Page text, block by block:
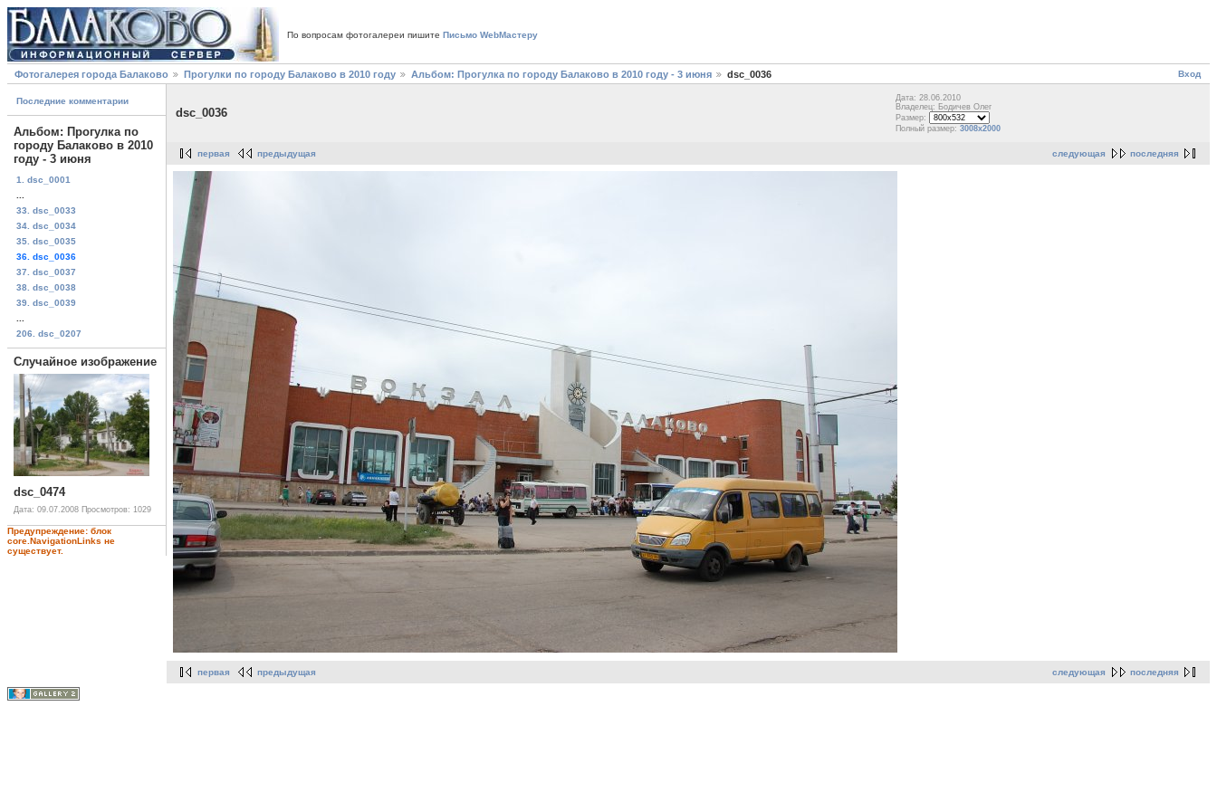
По вопросам фотогалереи пишите Письмо WebМастеру
Вход
Фотогалерея города Балаково Прогулки по городу Балаково в 2010 году Альбом: Прогулка по городу Балаково в 2010 году - 3 июня dsc_0036
Последние комментарии
Альбом: Прогулка по
городу Балаково в 2010
году - 3 июня
1. dsc_0001
33. dsc_0033
34. dsc_0034
35. dsc_0035
36. dsc_0036
37. dsc_0037
38. dsc_0038
39. dsc_0039
206. dsc_0207
Случайное изображение
dsc_0474
Дата: 09.07.2008 Просмотров: 1029
Предупреждение: блок
core.NavigationLinks не
существует.
dsc_0036
Дата: 28.06.2010
Владелец: Бодичев Олег
Размер:
Полный размер: 3008x2000
следующая последняя
первая предыдущая
следующая последняя
первая предыдущая